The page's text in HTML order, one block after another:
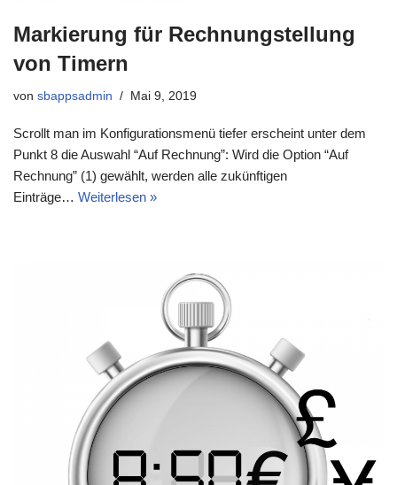
Markierung für Rechnungstellung
von Timern
von sbappsadmin Mai 9, 2019
Scrollt man im Konfigurationsmenü tiefer erscheint unter dem
Punkt 8 die Auswahl “Auf Rechnung”: Wird die Option “Auf
Rechnung” (1) gewählt, werden alle zukünftigen
Einträge… Weiterlesen »